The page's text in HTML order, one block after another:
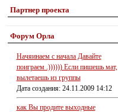
Партнер проекта
Форум Орла
Начяинаем с начала Давайте
поиграем .)))))) Если пишешь мат,
вылетаешь из группы
Дата создания: 24.11.2009 14:12
как Вы продите выходные